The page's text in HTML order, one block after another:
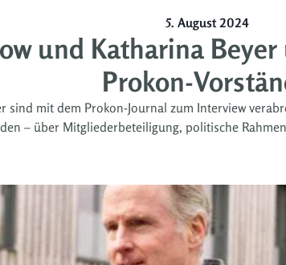
5. August 2024
und Katharina
Prokon-
sind mit dem Prokon-Journal zum Interview
– über Mitgliederbeteiligung, politische